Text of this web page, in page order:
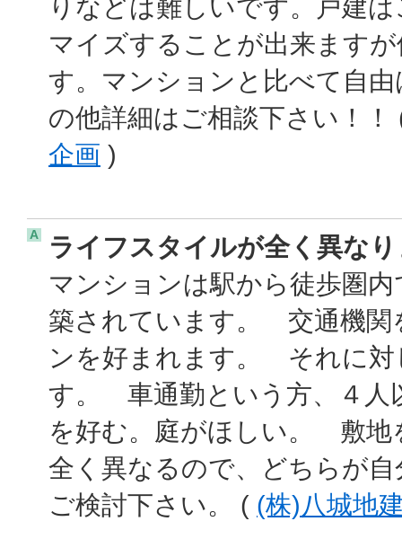
りなどは難しいです。戸建
マイズすることが出来ます
す。マンションと比べて自
の他詳細はご相談下さい！
企画 )
A
ライフスタイルが全く異な
マンションは駅から徒歩圏
築されています。 交通機関
ンを好まれます。 それに対
す。 車通勤という方、４人
を好む。庭がほしい。 敷
全く異なるので、どちらが
ご検討下さい。 ( (株)八城地